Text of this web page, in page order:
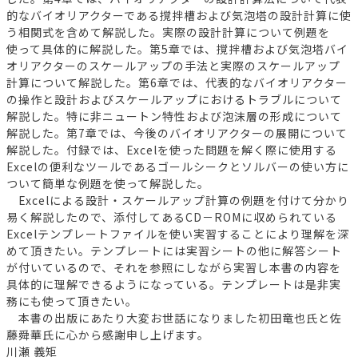
的なバイオリアクターである撹拌槽および気泡塔の設計計算に使
う相関式を含めて解説した。実際の設計計算について例題を
使って具体的に解説した。第5章では、撹拌槽および気泡塔バイ
オリアクターのスケールアップの手法と実際のスケールアップ
計算について解説した。第6章では、代表的なバイオリアクター
の操作と設計およびスケールアップにおけるトラブルについて
解説した。特に非ニュートン特性および泡沫層の形成について
解説した。第7章では、今後のバイオリアクターの展開について
解説した。付録では、Excelを使った問題を解く際に使用する
Excelの便利なツールであるゴールシークとソルバーの使い方に
ついて簡単な例題を使って解説した。
Excelによる設計・スケールアップ計算の例題を付けて分かり
易く解説したので、添付してあるCD－ROMに収められている
Excelテンプレートファイルを使い実習することにより理解を深
めて頂きたい。テンプレートには実習シートの他に解答シート
が付いているので、それを参照にしながら実習し本書の内容を
具体的に理解できるようになっている。テンプレートは是非実
務にも使って頂きたい。
本書の出版にあたり大変お世話になりました初田竜也氏と佐
藤舜華氏に心から感謝申し上げます。
川瀬 義矩